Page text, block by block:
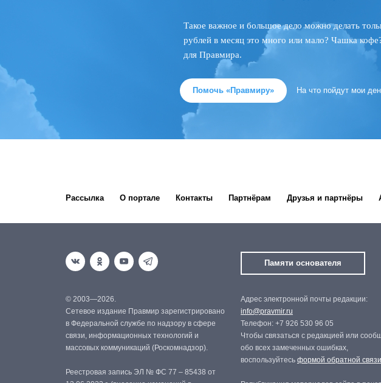
Такое важное и большое дело можно делать
рублей в месяц это много или мало? Чашка
для Правмира.
Помочь «Правмиру» На что пойдут мои
Рассылка О портале Контакты Партнёрам Друзья и партнёры
Памяти основателя
© 2003—2026.
Сетевое издание Правмир зарегистрировано
в Федеральной службе по надзору в сфере
связи, информационных технологий и
массовых коммуникаций (Роскомнадзор).
Реестровая запись ЭЛ № ФС 77 – 85438 от
Адрес электронной почты редакции:
info@pravmir.ru
Телефон: +7 926 530 96 05
Чтобы связаться с редакцией или
обо всех замеченных ошибках,
воспользуйтесь формой обратной связи